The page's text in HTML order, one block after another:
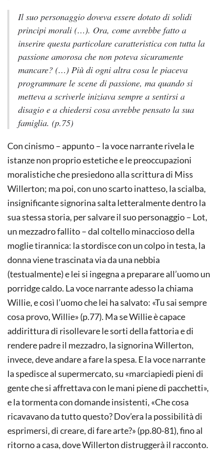
Il suo personaggio doveva essere dotato di solidi
principi morali (…). Ora, come avrebbe fatto a
inserire questa particolare caratteristica con tutta la
passione amorosa che non poteva sicuramente
mancare? (…) Più di ogni altra cosa le piaceva
programmare le scene di passione, ma quando si
metteva a scriverle iniziava sempre a sentirsi a
disagio e a chiedersi cosa avrebbe pensato la sua
famiglia. (p.75)
Con cinismo – appunto – la voce narrante rivela le
istanze non proprio estetiche e le preoccupazioni
moralistiche che presiedono alla scrittura di Miss
Willerton; ma poi, con uno scarto inatteso, la scialba,
insignificante signorina salta letteralmente dentro la
sua stessa storia, per salvare il suo personaggio – Lot,
un mezzadro fallito – dal coltello minaccioso della
moglie tirannica: la stordisce con un colpo in testa, la
donna viene trascinata via da una nebbia
(testualmente) e lei si ingegna a preparare all’uomo un
porridge caldo. La voce narrante adesso la chiama
Willie, e così l’uomo che lei ha salvato: «Tu sai sempre
cosa provo, Willie» (p.77). Ma se Willie è capace
addirittura di risollevare le sorti della fattoria e di
rendere padre il mezzadro, la signorina Willerton,
invece, deve andare a fare la spesa. E la voce narrante
la spedisce al supermercato, su «marciapiedi pieni di
gente che si affrettava con le mani piene di pacchetti»,
e la tormenta con domande insistenti, «Che cosa
ricavavano da tutto questo? Dov’era la possibilità di
esprimersi, di creare, di fare arte?» (pp.80-81), fino al
ritorno a casa, dove Willerton distruggerà il racconto.